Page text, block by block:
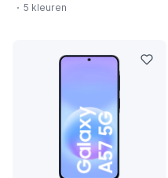
5 kleuren